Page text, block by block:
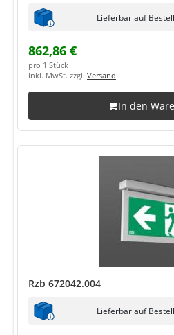
Lieferbar auf
862,86 €
pro 1 Stück
inkl. MwSt. zzgl. Versand
In den
Rzb 672042.004
Lieferbar auf